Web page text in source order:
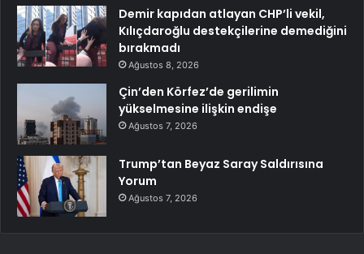
Demir kapıdan atlayan CHP’li vekil,
Kılıçdaroğlu destekçilerine demediğini
bırakmadı
Ağustos 8, 2026
Çin’den Körfez’de gerilimin
yükselmesine ilişkin endişe
Ağustos 7, 2026
Trump’tan Beyaz Saray Saldırısına
Yorum
Ağustos 7, 2026